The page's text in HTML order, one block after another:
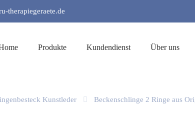
therapiegeraete.de
Produkte Kundendienst Über uns
Kunstleder Beckenschlinge 2 Ringe aus